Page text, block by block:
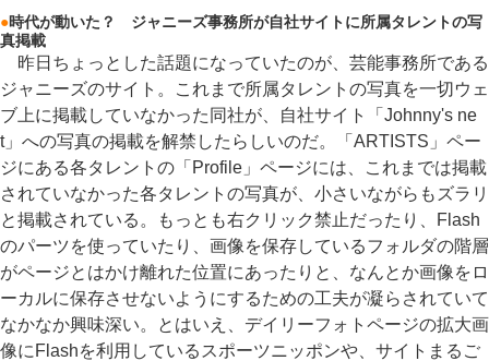
●時代が動いた？ ジャニーズ事務所が自社サイトに所属タレントの写
真掲載
昨日ちょっとした話題になっていたのが、芸能事務所である
ジャニーズのサイト。これまで所属タレントの写真を一切ウェ
ブ上に掲載していなかった同社が、自社サイト「Johnny's ne
t」への写真の掲載を解禁したらしいのだ。「ARTISTS」ペー
ジにある各タレントの「Profile」ページには、これまでは掲載
されていなかった各タレントの写真が、小さいながらもズラリ
と掲載されている。もっとも右クリック禁止だったり、Flash
のパーツを使っていたり、画像を保存しているフォルダの階層
がページとはかけ離れた位置にあったりと、なんとか画像をロ
ーカルに保存させないようにするための工夫が凝らされていて
なかなか興味深い。とはいえ、デイリーフォトページの拡大画
像にFlashを利用しているスポーツニッポンや、サイトまるご